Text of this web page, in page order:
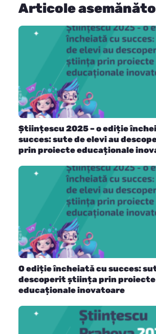
Articole
Științescu 2025 – o ediție
succes: sute de elevi au
prin proiecte educaționale
O ediție încheiată cu succes:
descoperit știința prin proiecte
educaționale inovatoare